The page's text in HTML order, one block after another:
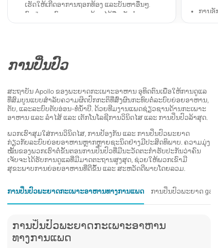
ເຮັດໃຫ້ເກີດອາການຖອກທ້ອງ ແລະບັນຫາອື່ນໆ.
ຕົວຢ່າງອາຈົມຂະຫນາດນ້ອຍໄດ້ຖືກເກັບກໍາແລະ
ວິເຄາະຢູ່ໃນຫ້ອງທົດລອງເພື່ອກໍານົດເຊື້ອແບັກທີເຣັຍ
ການທົດສອບ pH ຂອງອາຈົມ:
ຕົວຢ່າງອາຈົມ. ມັນສາມາດຊ່ວຍວິນິດໄສຄວາມ
ຜິດປົກກະຕິກ່ຽວກັບເຄື່ອງຍ່ອຍບາງຢ່າງຫຼືຄວາມບໍ່
ສົມດຸນໃນລໍາໄສ້.
ການທົດສອບໄຂມັນ Fecal:ການທົດສອບນີ້ວັດແທກ
ປະລິມານໄຂມັນໃນອາຈົມເພື່ອປະເມີນການດູດຊຶມ
ໄຂມັນໂດຍຮ່າງກາຍ. ມັນສາມາດຊ່ວຍວິນິດໄສ
ສະພາບທີ່ມີຜົນກະທົບຕໍ່ກະເພາະລໍາໄສ້, ຕັບ, ຕ່ອມ
ແລະການດູດຊຶມໄຂມັນ.
ຣັສແລະແບັກທີເລຍ:ການທົດສອບເຫຼົ່ານີ້ໃຊ້
ໄວຣັສຫຼືເຊື້ອແບັກທີເຣັຍໃນຕົວຢ່າງອາຈົມ. ພວກມັນ
ການອັ
ອາຫາ
ອາກາ
ໃຊ້ເວ
ສະບາ
ການປິ່ນປົວ
ສະຖາບັນ Apollo ຂອງພະຍາດກະເພາະອາຫານ ອຸທິດຕົນເພື່ອໃຫ້ການດູແລ
ທີ່ສົມບູນແບບສຳລັບຄວາມຜິດປົກກະຕິທີ່ສົ່ງຜົນກະທົບຕໍ່ລະບົບຍ່ອຍອາຫານ,
ຕັບ, ແລະລະບົບຕັບອ່ອນ-ທໍ່ນໍ້າບີ. ດ້ວຍທີມງານແພດຊ່ຽວຊານດ້ານກະເພາະ
ອາຫານ ແລະ ລໍາໄສ້ ແລະ ເຕັກໂນໂລຊີການວິນິດໄສ ແລະ ການປິ່ນປົວລ້າສຸດ.
ພວກເຮົາສຸມໃສ່ການວິນິດໄສ, ການປ້ອງກັນ ແລະ ການປິ່ນປົວພະຍາດ
ກ່ຽວກັບລະບົບຍ່ອຍອາຫານຫຼາກຫຼາຍຊະນິດຢ່າງມີປະສິດທິພາບ. ຄວາມມຸ່ງ
ໝັ້ນຂອງພວກເຮົາຕໍ່ຂັ້ນຕອນການປິ່ນປົວທີ່ມີນະວັດຕະກໍາຮັບປະກັນວ່າຄົນ
ເຈັບຈະໄດ້ຮັບການດູແລທີ່ມີມາດຕະຖານສູງສຸດ, ຊ່ວຍໃຫ້ພວກເຂົາມີ
ສຸຂະພາບການຍ່ອຍອາຫານທີ່ດີຂຶ້ນ ແລະ ສະຫວັດດີພາບໂດຍລວມ.
ການປິ່ນປົວພະຍາດກະເພາະອາຫານທາງການແພດ ການປິ່ນປົວພະຍາດ
ການປິ່ນປົວພະຍາດກະເພາະອາຫານ
ທາງການແພດ